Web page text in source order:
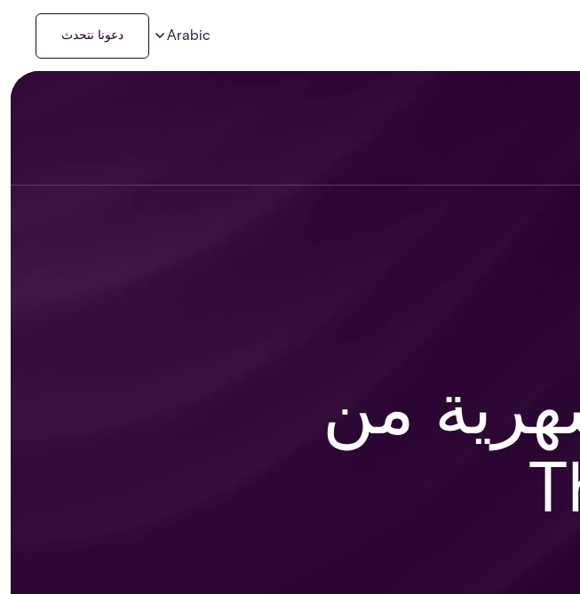
Arabic دعونا نتحدث
من